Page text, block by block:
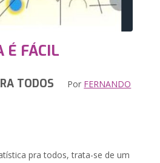
É FÁCIL
TODOS Por FERNANDO
pra todos, trata-se de um